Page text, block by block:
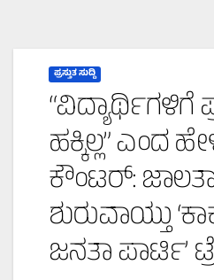
ಪ್ರಸ್ತುತ ಸುದ್ದಿ
“ವಿದ್ಯಾರ್ಥಿಗಳಿಗೆ
ಹಕ್ಕಿಲ್ಲ” ಎಂದ
ಕೌಂಟರ್:
ಶುರುವಾಯ್ತು
ಜನತಾ ಪಾರ್ಟಿ’